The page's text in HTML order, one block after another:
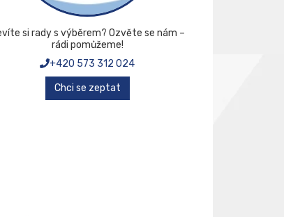
si rady s výběrem? Ozvěte se nám –
rádi pomůžeme!
+420 573 312 024
Chci se zeptat